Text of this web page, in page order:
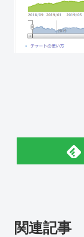
関連記事